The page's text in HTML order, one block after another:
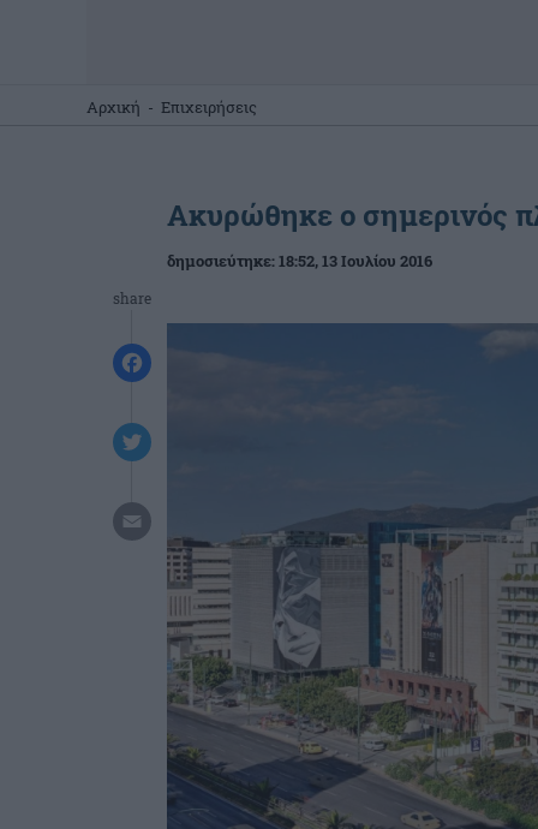
Αρχική - Επιχειρήσεις
share
Ακυρώθηκε ο σημερινός
δημοσιεύτηκε:18:52, 13 Ιουλίου 2016